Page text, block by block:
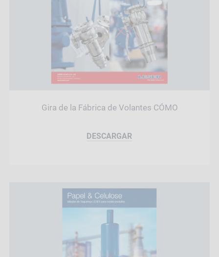
Gira de la Fábrica de Volantes CÓMO
DESCARGAR